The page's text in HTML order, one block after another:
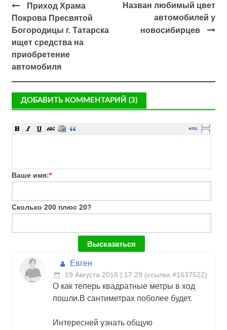
Приход Храма
Покрова Пресвятой
Богородицы г. Татарска
ищет средства на
приобретение
автомобиля
Назван любимый цвет
автомобилей у
новосибирцев
ДОБАВИТЬ КОММЕНТАРИЙ (3)
Ваше имя:*
Сколько 200 плюс 20?
Евген
19 Августа 2016 | 17:29 (ссылка #1637522)
О как теперь квадратные метры в ход
пошли.В сантиметрах поболее будет.
Интересней узнать общую